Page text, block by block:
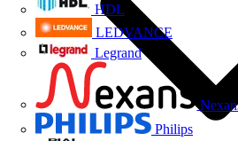
HDL
LEDVANCE
Legrand
Philips